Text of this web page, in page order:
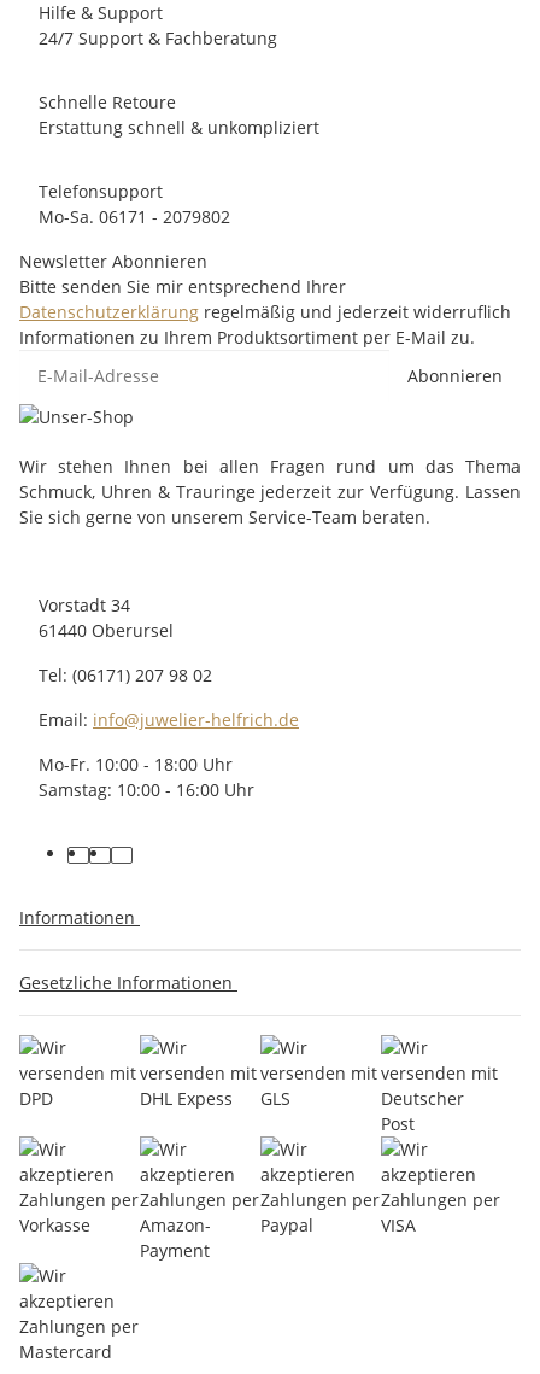
Hilfe & Support
24/7 Support & Fachberatung
Schnelle Retoure
Erstattung schnell & unkompliziert
Telefonsupport
Mo-Sa. 06171 - 2079802
Newsletter Abonnieren
Bitte senden Sie mir entsprechend Ihrer
Datenschutzerklärung regelmäßig und jederzeit widerruflich
Informationen zu Ihrem Produktsortiment per E-Mail zu.
Abonnieren
Wir stehen Ihnen bei allen Fragen rund um das Thema
Schmuck, Uhren & Trauringe jederzeit zur Verfügung. Lassen
Sie sich gerne von unserem Service-Team beraten.
Vorstadt 34
61440 Oberursel
Tel: (06171) 207 98 02
Email: info@juwelier-helfrich.de
Mo-Fr. 10:00 - 18:00 Uhr
Samstag: 10:00 - 16:00 Uhr
Informationen
Gesetzliche Informationen